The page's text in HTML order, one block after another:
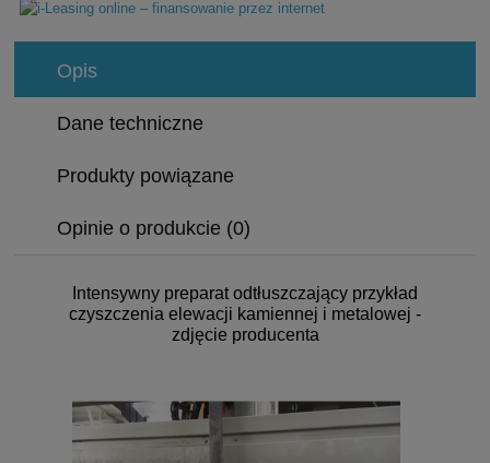
Opis
Dane techniczne
Produkty powiązane
Opinie o produkcie (0)
Intensywny preparat odtłuszczający przykład
czyszczenia elewacji kamiennej i metalowej -
zdjęcie producenta